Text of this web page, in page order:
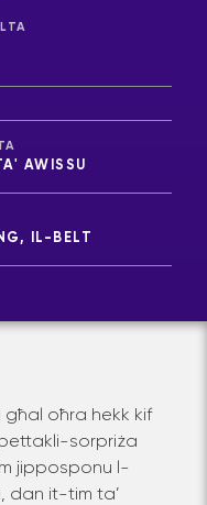
AWISSU
IL-BELT
għal oħra hekk kif
sorpriża
jipposponu l-
dan it-tim ta’